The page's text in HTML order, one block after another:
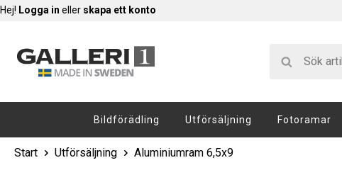
Hej! Logga in eller skapa ett konto
Bildförädling Utförsäljning Fotoramar
Start Utförsäljning Aluminiumram 6,5x9